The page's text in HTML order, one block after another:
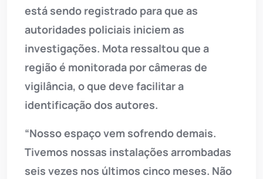
está sendo registrado para que as
autoridades policiais iniciem as
investigações. Mota ressaltou que a
região é monitorada por câmeras de
vigilância, o que deve facilitar a
identificação dos autores.
“Nosso espaço vem sofrendo demais.
Tivemos nossas instalações arrombadas
seis vezes nos últimos cinco meses. Não